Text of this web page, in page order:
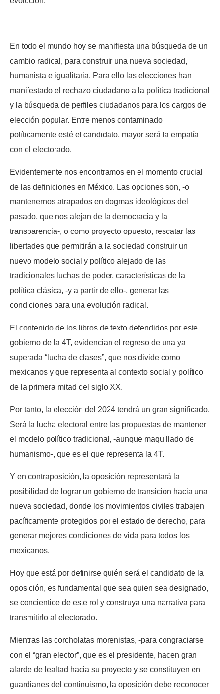
En todo el mundo hoy se manifiesta una búsqueda de un
cambio radical, para construir una nueva sociedad,
humanista e igualitaria. Para ello las elecciones han
manifestado el rechazo ciudadano a la política tradicional
y la búsqueda de perfiles ciudadanos para los cargos de
elección popular. Entre menos contaminado
políticamente esté el candidato, mayor será la empatía
con el electorado.
Evidentemente nos encontramos en el momento crucial
de las definiciones en México. Las opciones son, -o
mantenernos atrapados en dogmas ideológicos del
pasado, que nos alejan de la democracia y la
transparencia-, o como proyecto opuesto, rescatar las
libertades que permitirán a la sociedad construir un
nuevo modelo social y político alejado de las
tradicionales luchas de poder, características de la
política clásica, -y a partir de ello-, generar las
condiciones para una evolución radical.
El contenido de los libros de texto defendidos por este
gobierno de la 4T, evidencian el regreso de una ya
superada “lucha de clases”, que nos divide como
mexicanos y que representa al contexto social y político
de la primera mitad del siglo XX.
Por tanto, la elección del 2024 tendrá un gran significado.
Será la lucha electoral entre las propuestas de mantener
el modelo político tradicional, -aunque maquillado de
humanismo-, que es el que representa la 4T.
Y en contraposición, la oposición representará la
posibilidad de lograr un gobierno de transición hacia una
nueva sociedad, donde los movimientos civiles trabajen
pacíficamente protegidos por el estado de derecho, para
generar mejores condiciones de vida para todos los
mexicanos.
Hoy que está por definirse quién será el candidato de la
oposición, es fundamental que sea quien sea designado,
se concientice de este rol y construya una narrativa para
transmitirlo al electorado.
Mientras las corcholatas morenistas, -para congraciarse
con el “gran elector”, que es el presidente, hacen gran
alarde de lealtad hacia su proyecto y se constituyen en
guardianes del continuismo, la oposición debe reconocer